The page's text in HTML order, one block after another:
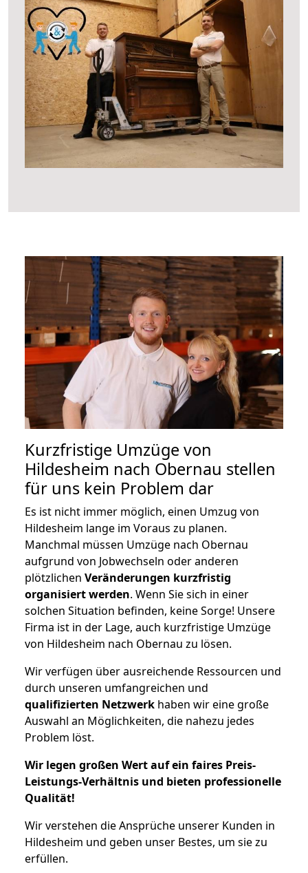
Kurzfristige Umzüge von
Hildesheim nach Obernau stellen
für uns kein Problem dar
Es ist nicht immer möglich, einen Umzug von
Hildesheim lange im Voraus zu planen.
Manchmal müssen Umzüge nach Obernau
aufgrund von Jobwechseln oder anderen
plötzlichen Veränderungen kurzfristig
organisiert werden. Wenn Sie sich in einer
solchen Situation befinden, keine Sorge! Unsere
Firma ist in der Lage, auch kurzfristige Umzüge
von Hildesheim nach Obernau zu lösen.
Wir verfügen über ausreichende Ressourcen und
durch unseren umfangreichen und
qualifizierten Netzwerk haben wir eine große
Auswahl an Möglichkeiten, die nahezu jedes
Problem löst.
Wir legen großen Wert auf ein faires Preis-
Leistungs-Verhältnis und bieten professionelle
Qualität!
Wir verstehen die Ansprüche unserer Kunden in
Hildesheim und geben unser Bestes, um sie zu
erfüllen.